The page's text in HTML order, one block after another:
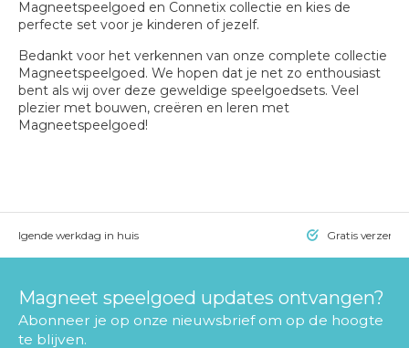
Magneetspeelgoed en Connetix collectie en kies de
perfecte set voor je kinderen of jezelf.
Bedankt voor het verkennen van onze complete collectie
Magneetspeelgoed. We hopen dat je net zo enthousiast
bent als wij over deze geweldige speelgoedsets. Veel
plezier met bouwen, creëren en leren met
Magneetspeelgoed!
volgende werkdag in huis Gratis
Magneet speelgoed updates ontvangen?
Abonneer je op onze nieuwsbrief om op de hoogte
te blijven.